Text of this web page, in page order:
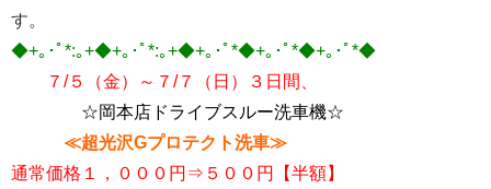
す。
◆+｡･ﾟ*:｡+◆+｡･ﾟ*:｡+◆+｡･ﾟ*◆+｡･ﾟ*◆+｡･ﾟ*◆
７/５（金）～７/７（日）３日間、
☆岡本店ドライブスルー洗車機☆
≪超光沢Gプロテクト洗車≫
通常価格１，０００円⇒５００円【半額】